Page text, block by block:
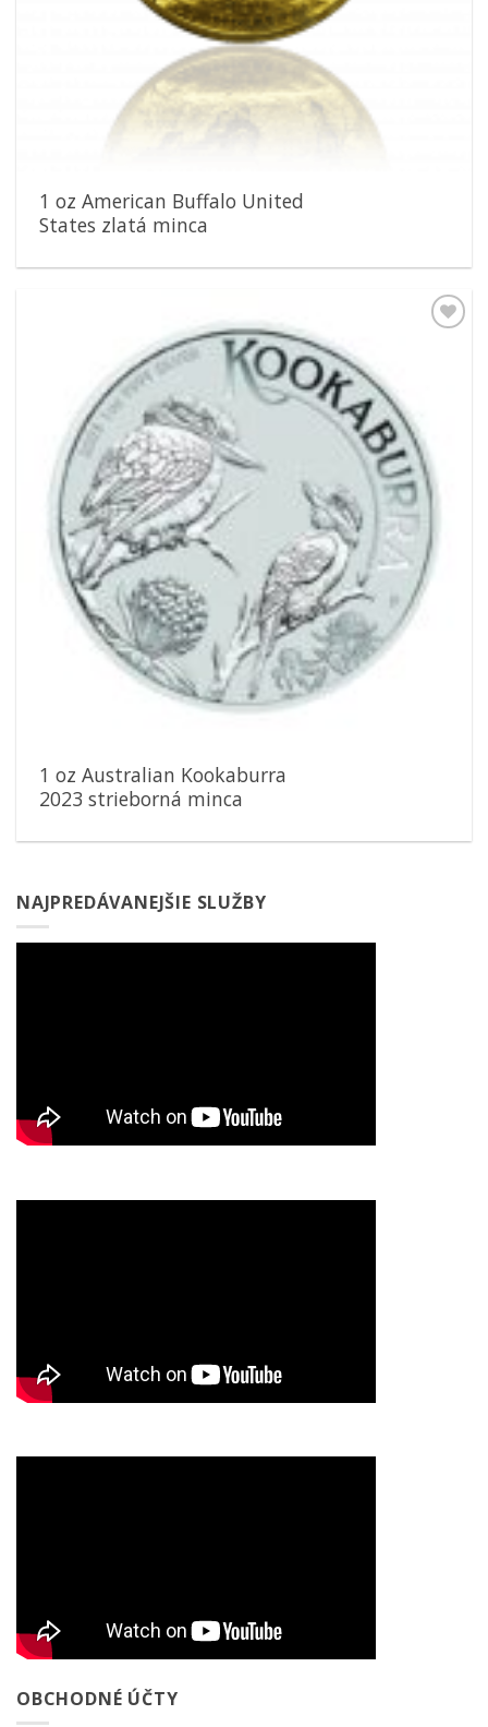
1 oz American Buffalo United
States zlatá minca
1 oz Australian Kookaburra
2023 strieborná minca
NAJPREDÁVANEJŠIE SLUŽBY
OBCHODNÉ ÚČTY